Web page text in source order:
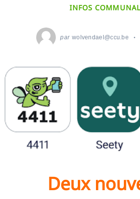
INFOS
par wolvendael@ccu.be
Deux